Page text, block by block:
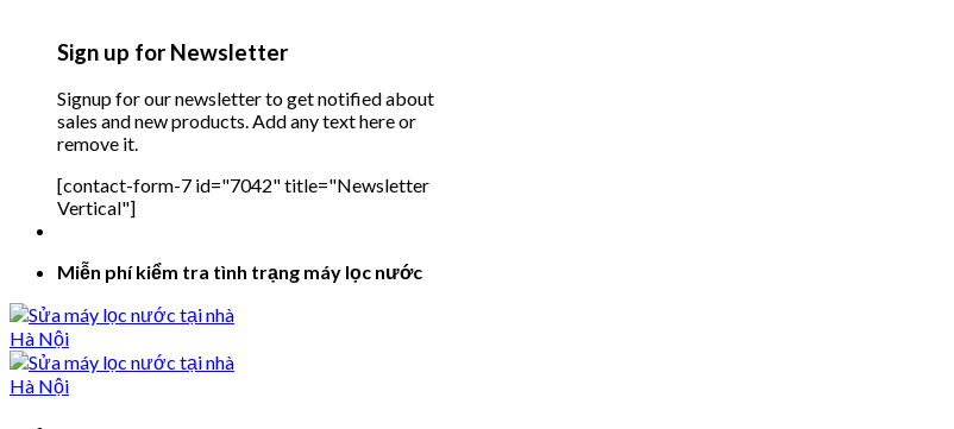
Sign up for Newsletter
Signup for our newsletter to get notified about
sales and new products. Add any text here or
remove it.
[contact-form-7 id="7042" title="Newsletter
Vertical"]
Miễn phí kiểm tra tình trạng máy lọc nước